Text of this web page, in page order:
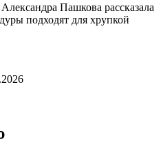
Пашкова рассказала
подходят для хрупкой